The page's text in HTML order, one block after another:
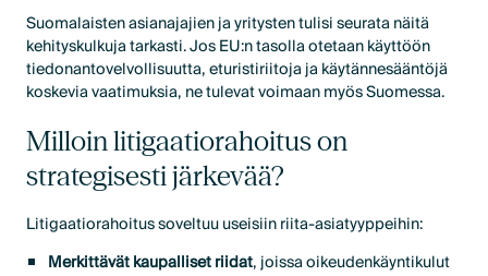
Suomalaisten asianajajien ja yritysten tulisi seurata näitä
kehityskulkuja tarkasti. Jos EU:n tasolla otetaan käyttöön
tiedonantovelvollisuutta, eturistiriitoja ja käytännesääntöjä
koskevia vaatimuksia, ne tulevat voimaan myös Suomessa.
Milloin litigaatiorahoitus on
strategisesti järkevää?
Litigaatiorahoitus soveltuu useisiin riita-asiatyyppeihin:
Merkittävät kaupalliset riidat, joissa oikeudenkäyntikulut